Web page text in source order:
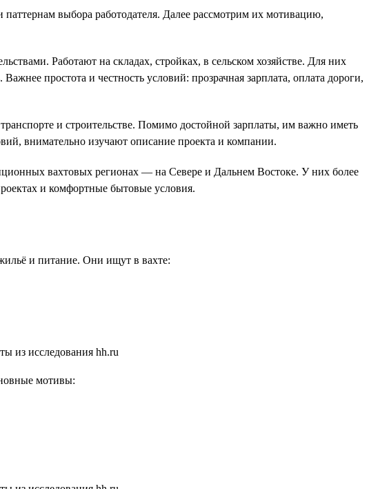
выбора работодателя. Далее рассмотрим их мотивацию,
Работают на складах, стройках, в сельском хозяйстве. Для них
простота и честность условий: прозрачная зарплата, оплата дороги,
и строительстве. Помимо достойной зарплаты, им важно иметь
внимательно изучают описание проекта и компании.
вахтовых регионах — на Севере и Дальнем Востоке. У них более
и комфортные бытовые условия.
и питание. Они ищут в вахте:
мотивы: